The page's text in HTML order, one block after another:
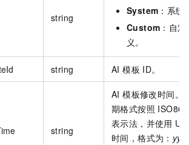
string
System ：系统
Custom ：自定
义。
string AI 模板 ID。
string
AI 模板修改时间。
期格式按照
表示法，并使用
时间，格式为：